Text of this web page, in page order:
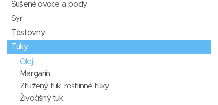
Sušené ovoce a plody
Sýr
Těstoviny
Tuky
Olej
Margarín
Ztužený tuk, rostlinné tuky
Živočišný tuk